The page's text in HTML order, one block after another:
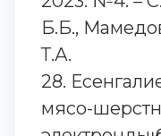
Б.Б.,
Т.А.
28.
мясо-